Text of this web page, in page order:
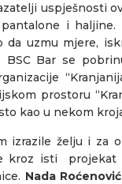
uspješnosti
i
da uzmu mjere,
BSC Bar se
prostoru
kao u nekom
izrazile želju i za
kroz isti
Nada Roćenović